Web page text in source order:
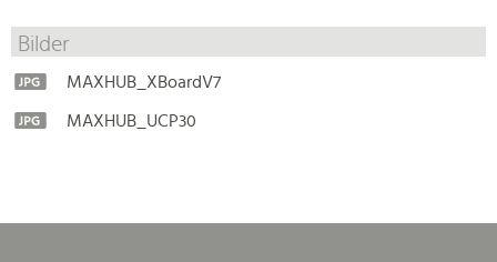
Bilder
MAXHUB_XBoardV7
MAXHUB_UCP30